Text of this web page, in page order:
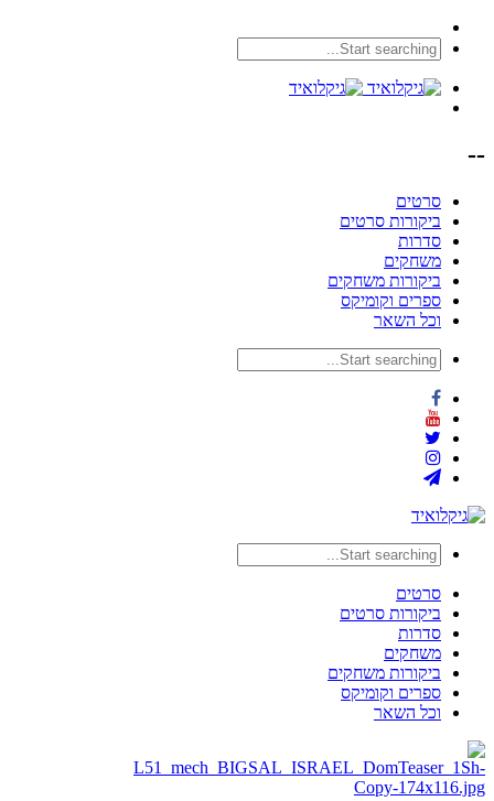
--
סרטים
ביקורות סרטים
סדרות
משחקים
ביקורות משחקים
ספרים וקומיקס
וכל השאר
סרטים
ביקורות סרטים
סדרות
משחקים
ביקורות משחקים
ספרים וקומיקס
וכל השאר